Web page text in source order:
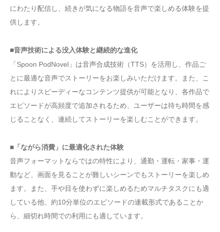
にわたり配信し、続きが気になる物語を音声で楽しめる体験を提
供します。
■音声技術による没入体験と継続的な進化
「Spoon PodNovel」は音声合成技術（TTS）を活用し、作品ご
とに最適な音声でストーリーをお楽しみいただけます。また、こ
れによりスピーディーなコンテンツ提供が可能となり、各作品で
エピソードが高頻度で追加されるため、ユーザーは待ち時間を感
じることなく、連続してストーリーを楽しむことができます。
■「ながら消費」に最適化された体験
音声フォーマットならではの特性により、通勤・運転・家事・運
動など、画面を見ることが難しいシーンでもストーリーを楽しめ
ます。また、手や目を使わずに楽しめるためマルチタスクにも適
している他、約10分単位のエピソードの連載形式であることか
ら、細切れ時間での利用にも適しています。